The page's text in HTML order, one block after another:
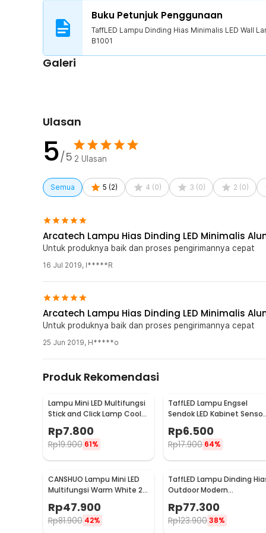
Buku Petunjuk Penggunaan
TaffLED Lampu Dinding Hias Minimalis LED Wall
B1001
Galeri
Ulasan
5/5 2 Ulasan
Semua 5 (2) 4 (0) 3 (0) 2 (0)
Arcatech Lampu Hias Dinding LED Minimalis
Untuk produknya baik dan proses pengirimannya cepat
16 Jul 2019, I*****R
Arcatech Lampu Hias Dinding LED Minimalis
Untuk produknya baik dan proses pengirimannya cepat
25 Jun 2019, H*****o
Produk Rekomendasi
Lampu Mini LED Multifungsi
Stick and Click Lamp Cool
White 6.5cm - LL003
Rp7.800
Rp19.900 61%
TaffLED Lampu Engsel
Sendok LED Kabinet Sensor
Cahaya Cool White 12V -
XYD
Rp6.500
Rp17.900 64%
CANSHUO Lampu Mini LED
Multifungsi Warm White 20
Rp47.900
Rp81.900 42%
TaffLED Lampu Dinding
Outdoor Modern
Aluminium 6W Warm White
- MSL022
Rp77.300
Rp123.90038%